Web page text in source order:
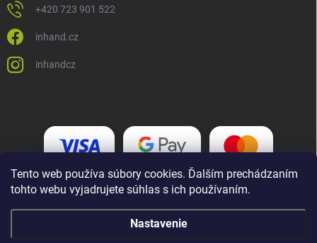
Tento web používa súbory cookies. Ďalším prechádzaním
tohto webu vyjadrujete súhlas s ich používaním.
Nastavenie
+420 723 901 522
inhand.cz
inhandcz